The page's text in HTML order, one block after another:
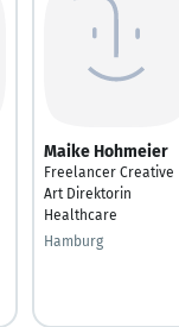
Maike Hohmeier
Freelancer Creative
Art Direktorin
Healthcare
Hamburg